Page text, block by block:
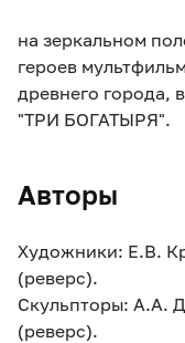
на зеркальном
героев
древнего города,
"ТРИ БОГАТЫРЯ".
Авторы
Художники: Е.В.
(реверс).
Скульпторы: А.А.
(реверс).